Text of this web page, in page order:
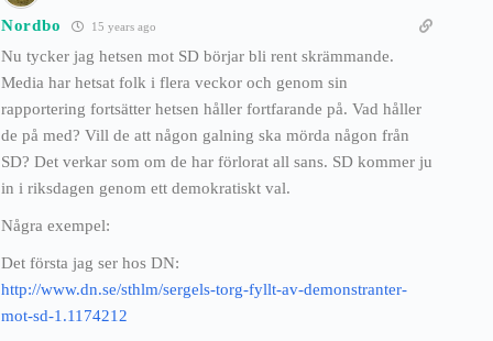
Nordbo 15 years ago
Nu tycker jag hetsen mot SD börjar bli rent skrämmande.
Media har hetsat folk i flera veckor och genom sin
rapportering fortsätter hetsen håller fortfarande på. Vad håller
de på med? Vill de att någon galning ska mörda någon från
SD? Det verkar som om de har förlorat all sans. SD kommer ju
in i riksdagen genom ett demokratiskt val.
Några exempel:
Det första jag ser hos DN:
http://www.dn.se/sthlm/sergels-torg-fyllt-av-demonstranter-
mot-sd-1.1174212